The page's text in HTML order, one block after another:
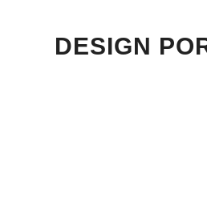
DESIGN